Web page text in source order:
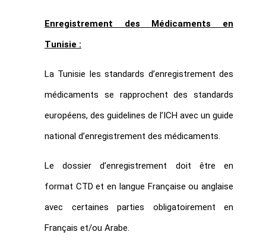
Enregistrement des Médicaments en
Tunisie :
La Tunisie les standards d’enregistrement des
médicaments se rapprochent des standards
européens, des guidelines de l’ICH avec un guide
national d’enregistrement des médicaments.
Le dossier d’enregistrement doit être en
format CTD et en langue Française ou anglaise
avec certaines parties obligatoirement en
Français et/ou Arabe.